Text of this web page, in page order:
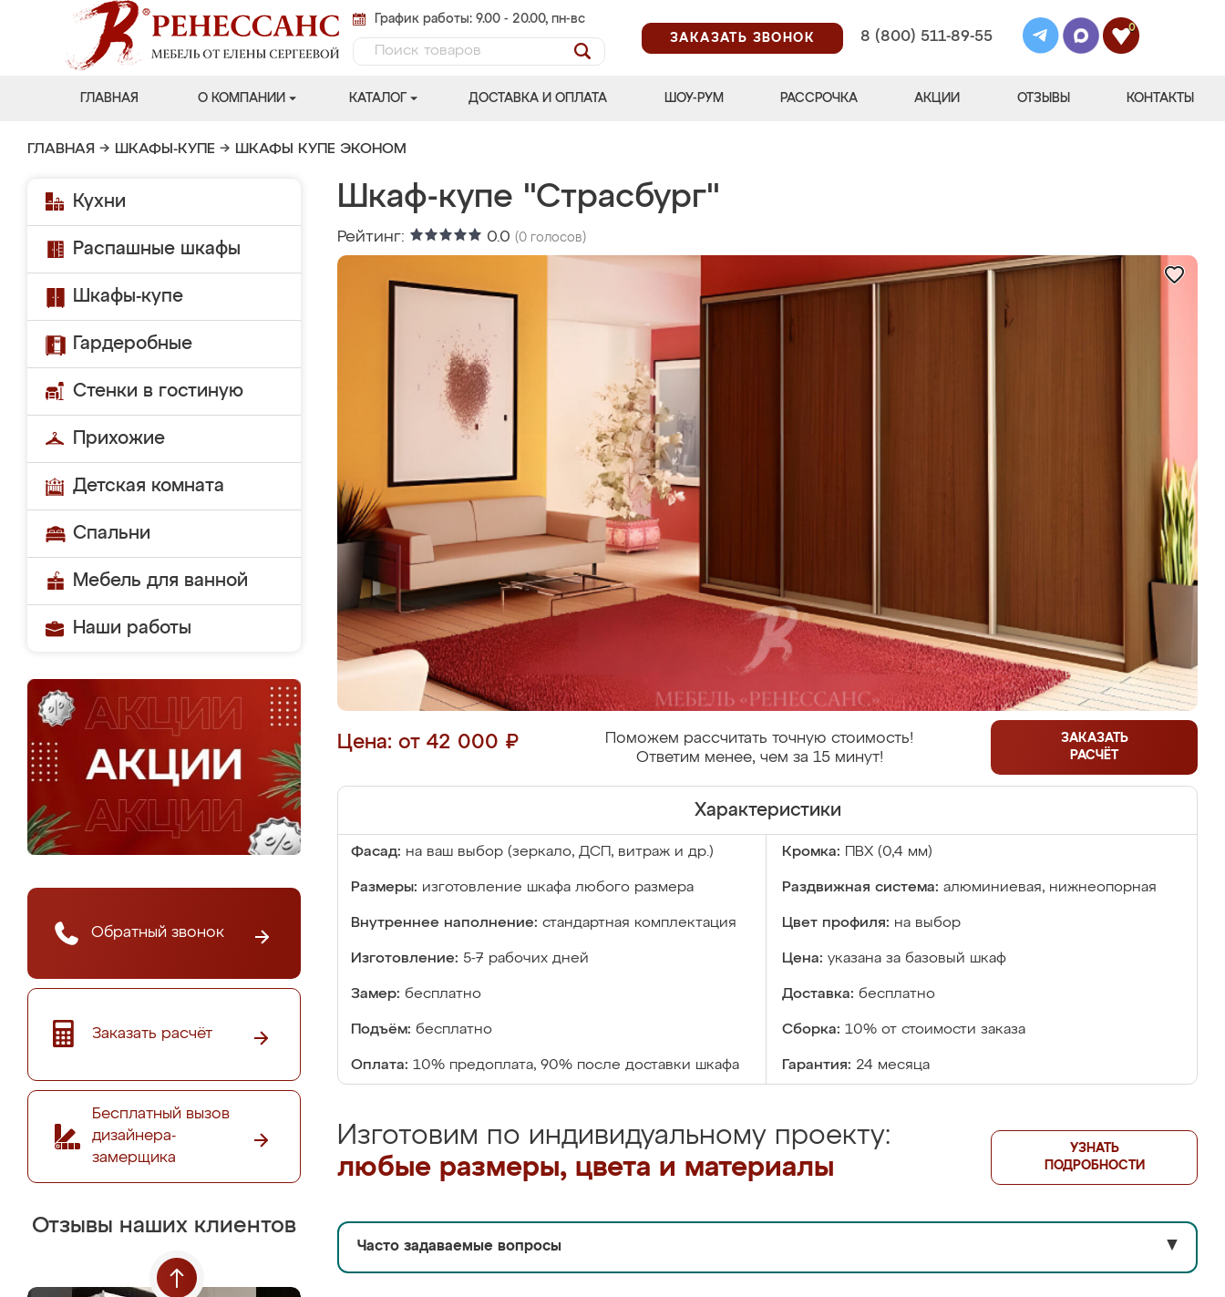
График работы: 9.00 - 20.00, пн-вс
ЗАКАЗАТЬ ЗВОНОК
8 (800) 511-89-55
0
ГЛАВНАЯ О КОМПАНИИ КАТАЛОГ ДОСТАВКА И ОПЛАТА ШОУ-РУМ РАССРОЧКА АКЦИИ ОТЗЫВЫ КОНТАКТЫ
ГЛАВНАЯ → ШКАФЫ-КУПЕ → ШКАФЫ КУПЕ ЭКОНОМ
Кухни
Распашные шкафы
Шкафы-купе
Гардеробные
Стенки в гостиную
Прихожие
Детская комната
Спальни
Мебель для ванной
Наши работы
Обратный звонок
Заказать расчёт
Бесплатный вызов
дизайнера-
замерщика
Отзывы наших клиентов
Шкаф-купе "Страсбург"
Рейтинг: 0.0 (0 голосов)
Цена: от 42 000 ₽
Поможем рассчитать точную стоимость!
Ответим менее, чем за 15 минут!
ЗАКАЗАТЬ
РАСЧЁТ
Характеристики
Фасад: на ваш выбор (зеркало, ДСП, витраж и др.) Кромка: ПВХ (0,4 мм)
Размеры: изготовление шкафа любого размера Раздвижная система: алюминиевая, нижнеопорная
Внутреннее наполнение: стандартная комплектация Цвет профиля: на выбор
Изготовление: 5-7 рабочих дней Цена: указана за базовый шкаф
Замер: бесплатно Доставка: бесплатно
Подъём: бесплатно Сборка: 10% от стоимости заказа
Оплата: 10% предоплата, 90% после доставки шкафа Гарантия: 24 месяца
Изготовим по индивидуальному проекту:
любые размеры, цвета и материалы
УЗНАТЬ
ПОДРОБНОСТИ
Часто задаваемые вопросы ▼